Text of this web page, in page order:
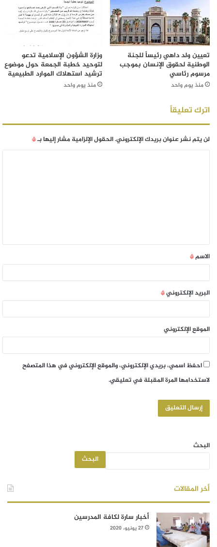
تعيين ولد داهي رئيساً للجنة
الوطنية لحقوق الإنسان بموجب
مرسوم رئاسي
منذ يوم واحد
وزارة الشؤون الإسلامية تدعو
لتوحيد خطبة الجمعة حول موضوع
ترشيد استهلاك الموارد الطبيعية
منذ يوم واحد
اترك تعليقاً
لن يتم نشر عنوان بريدك الإلكتروني.الحقول الإلزامية مشار إليها بـ*
الاسم*
البريد الإلكتروني*
الموقع الإلكتروني
احفظ اسمي، بريدي الإلكتروني، والموقع الإلكتروني في هذا المتصفح
لاستخدامها المرة المقبلة في تعليقي.
البحث
البحث
أخر المقالات
أخبار سارة لكافة المدرسين
27 يونيو، 2020